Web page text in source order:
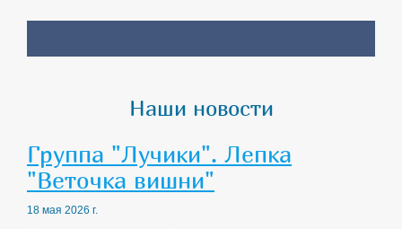
Наши новости
Группа "Лучики". Лепка
"Веточка вишни"
18 мая 2026 г.